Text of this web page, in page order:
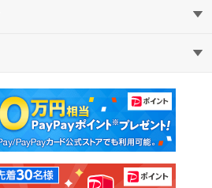
中古マンション
中古一戸建て
土地
教えて！住まいの先生